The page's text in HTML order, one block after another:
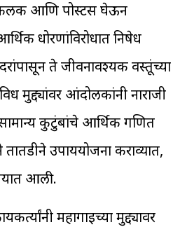
फलक आणि पोस्टर्स घेऊन
धोरणांविरोधात निषेध
ते जीवनावश्यक वस्तूंच्या
मुद्द्यांवर आंदोलकांनी नाराजी
कुटुंबांचे आर्थिक गणित
उपाययोजना कराव्यात,
आली.
महागाईच्या मुद्द्यावर